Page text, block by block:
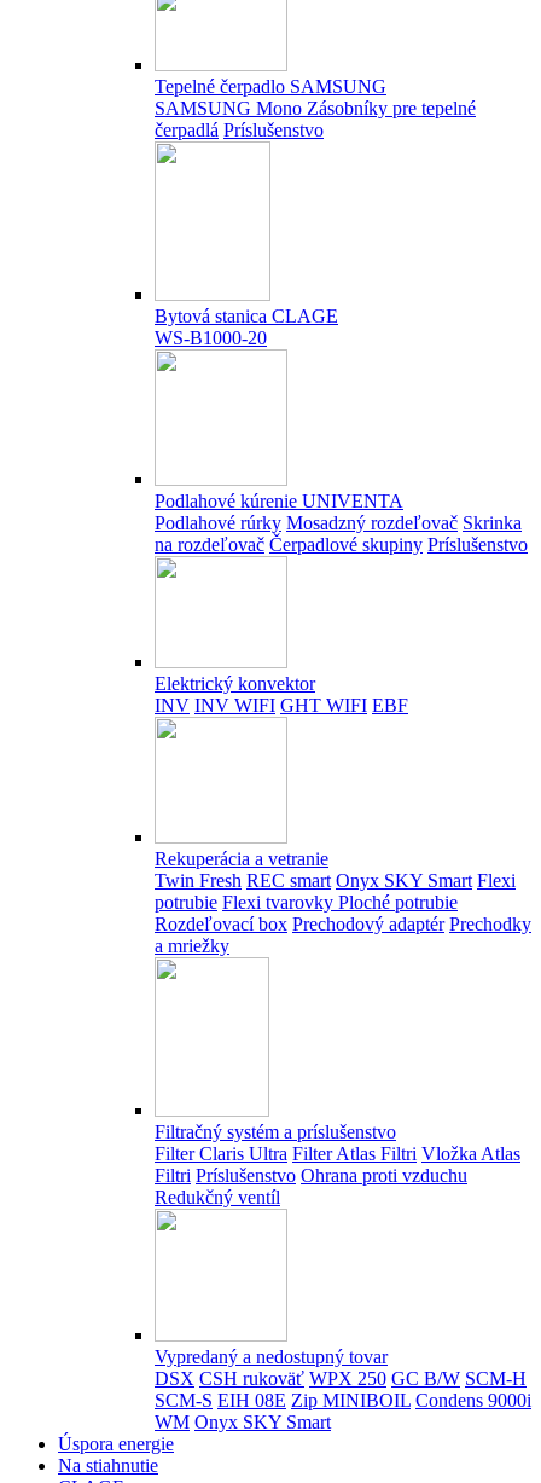
Tepelné čerpadlo SAMSUNG
SAMSUNG Mono Zásobníky pre tepelné
čerpadlá Príslušenstvo
Bytová stanica CLAGE
WS-B1000-20
Podlahové kúrenie UNIVENTA
Podlahové rúrky Mosadzný rozdeľovač Skrinka
na rozdeľovač Čerpadlové skupiny Príslušenstvo
Elektrický konvektor
INV INV WIFI GHT WIFI EBF
Rekuperácia a vetranie
Twin Fresh REC smart Onyx SKY Smart Flexi
potrubie Flexi tvarovky Ploché potrubie
Rozdeľovací box Prechodový adaptér Prechodky
a mriežky
Filtračný systém a príslušenstvo
Filter Claris Ultra Filter Atlas Filtri Vložka Atlas
Filtri Príslušenstvo Ohrana proti vzduchu
Redukčný ventíl
Vypredaný a nedostupný tovar
DSX CSH rukoväť WPX 250 GC B/W SCM-H
SCM-S EIH 08E Zip MINIBOIL Condens 9000i
WM Onyx SKY Smart
Úspora energie
Na stiahnutie